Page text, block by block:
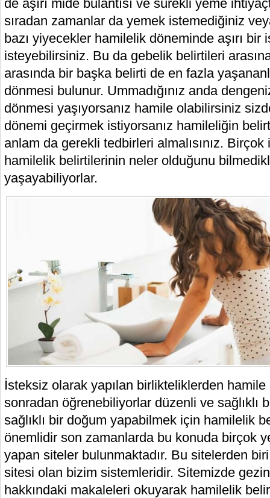
de aşırı mide bulantısı ve sürekli yeme
sıradan zamanlar da yemek istemediğiniz
bazı yiyecekler hamilelik döneminde aşırı bir
isteyebilirsiniz. Bu da gebelik belirtileri
arasında bir başka belirti de en fazla
dönmesi bulunur. Ummadığınız anda
dönmesi yaşıyorsanız hamile olabilirsiniz
dönemi geçirmek istiyorsanız hamileliğin
anlam da gerekli tedbirleri almalısınız.
hamilelik belirtilerinin neler olduğunu
yaşayabiliyorlar.
İsteksiz olarak yapılan birlikteliklerden hamile
sonradan öğrenebiliyorlar düzenli ve sağlıklı
sağlıklı bir doğum yapabilmek için hamilelik
önemlidir son zamanlarda bu konuda birçok
yapan siteler bulunmaktadır. Bu sitelerden
sitesi olan bizim sistemleridir. Sitemizde
hakkındaki makaleleri okuyarak hamilelik